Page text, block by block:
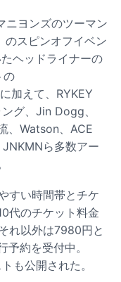
ニヨンズのツーマン
のスピンオフイベン
ヘッドライナーの
の
加えて、RYKEY
グ、Jin Dogg、
、Watson、ACE
ら多数アー
すい時間帯とチケ
代のチケット料金
れ以外は7980円と
約を受付中。
も公開された。